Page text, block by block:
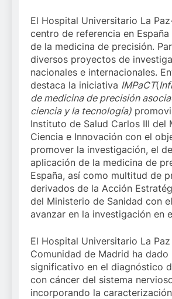
El Hospital Universitario La
centro de referencia en
de la medicina de precisión.
diversos proyectos de
nacionales e internacionales.
destaca la iniciativa IMPaCT(
de medicina de precisión
ciencia y la tecnología)
Instituto de Salud Carlos III del
Ciencia e Innovación con el
promover la investigación, el
aplicación de la medicina de
España, así como multitud de
derivados de la Acción
del Ministerio de Sanidad con
avanzar en la investigación en
El Hospital Universitario La
Comunidad de Madrid ha dado
significativo en el diagnóstico
con cáncer del sistema
incorporando la